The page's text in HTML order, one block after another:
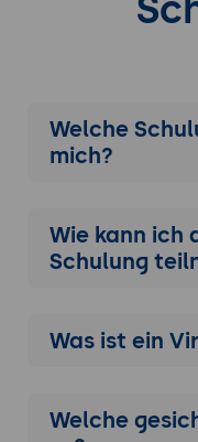
Welche
mich?
Wie kann ich
Schulung
Was ist ein
Welche